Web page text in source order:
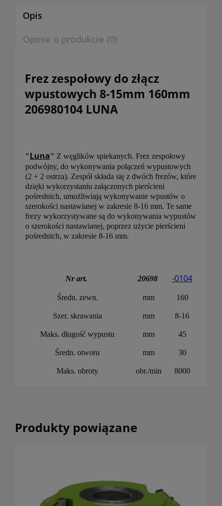
Opis
Opinie o produkcie (0)
Frez zespołowy do złącz
wpustowych 8-15mm 160mm
206980104 LUNA
"Luna" Z węglików spiekanych. Frez zespołowy
podwójny, do wykonywania połączeń wypustowych
(2 + 2 ostrza). Zespół składa się z dwóch frezów, które
dzięki wykorzystaniu załączonych pierścieni
pośrednich, umożliwiają wykonywanie wpustów o
szerokości nastawianej w zakresie 8-16 mm. Te same
frezy wykorzystywane są do wykonywania wypustów
o szerokości nastawianej, poprzez użycie pierścieni
pośrednich, w zakresie 8-16 mm.
Nr art. 20698 -0104
Średn. zewn. mm 160
Szer. skrawania mm 8-16
Maks. długość wypustu mm 45
Średn. otworu mm 30
Maks. obroty obr./min 8000
Produkty powiązane